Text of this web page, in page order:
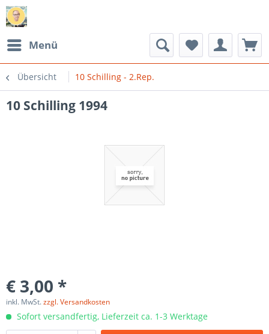
Menü
Übersicht 10 Schilling - 2.Rep.
10 Schilling 1994
€ 3,00 *
inkl. MwSt.zzgl. Versandkosten
Sofort versandfertig, Lieferzeit ca. 1-3 Werktage